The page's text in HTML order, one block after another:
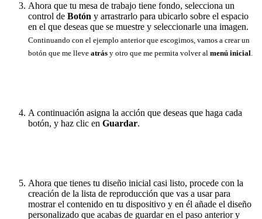
Ahora que tu mesa de trabajo tiene fondo, selecciona un
control de Botón y arrastrarlo para ubicarlo sobre el espacio
en el que deseas que se muestre y seleccionarle una imagen.
Continuando con el ejemplo anterior que escogimos, vamos a crear un
botón que me lleve atrás y otro que me permita volver al menú inicial.
A continuación asigna la acción que deseas que haga cada
botón, y haz clic en Guardar.
Ahora que tienes tu diseño inicial casi listo, procede con la
creación de la lista de reproducción que vas a usar para
mostrar el contenido en tu dispositivo y en él añade el diseño
personalizado que acabas de guardar en el paso anterior y